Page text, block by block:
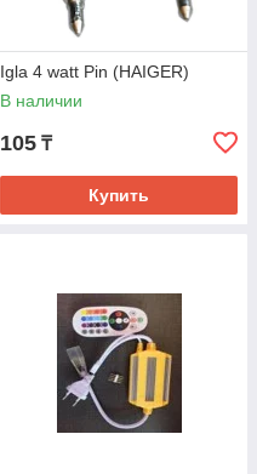
Igla 4 watt Pin (HAIGER)
В наличии
105 ₸
Купить